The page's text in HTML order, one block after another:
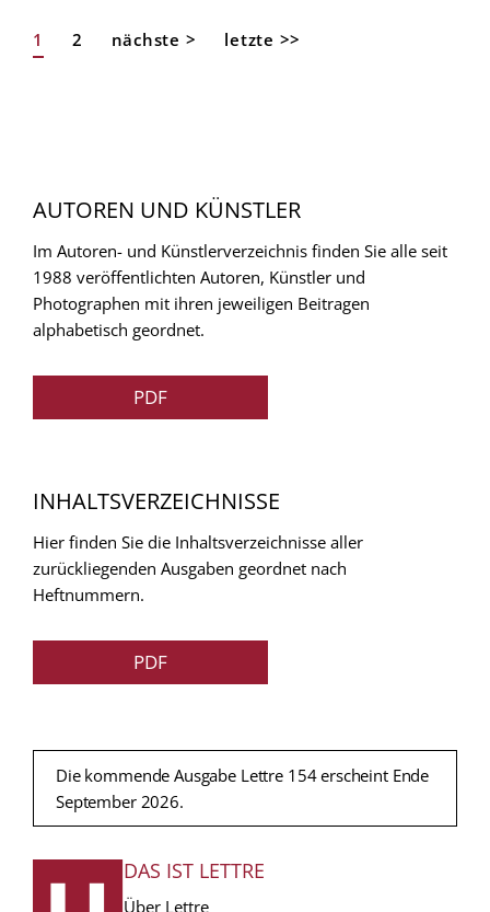
Seitennummerierung
Aktuelle
1 Page
2
Nächste
nächste >
Letzte
letzte >>
AUTOREN UND KÜNSTLER
Im Autoren- und Künstlerverzeichnis finden Sie alle seit
1988 veröffentlichten Autoren, Künstler und
Photographen mit ihren jeweiligen Beitragen
alphabetisch geordnet.
PDF
INHALTSVERZEICHNISSE
Hier finden Sie die Inhaltsverzeichnisse aller
zurückliegenden Ausgaben geordnet nach
Heftnummern.
PDF
Die kommende Ausgabe Lettre 154 erscheint Ende
September 2026.
FUSSZEILE
DAS IST LETTRE
Über Lettre